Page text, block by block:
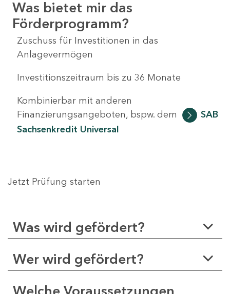
Was bietet mir das
Förderprogramm?
Zuschuss für Investitionen in das
Anlagevermögen
Investitionszeitraum bis zu 36 Monate
Kombinierbar mit anderen
Finanzierungsangeboten, bspw. dem
SAB
Sachsenkredit Universal
Jetzt Prüfung starten
Was wird gefördert?
Wer wird gefördert?
Welche Voraussetzungen